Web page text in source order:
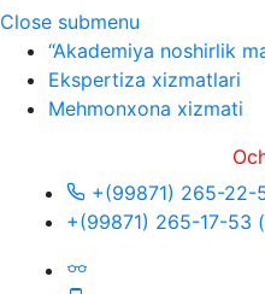
Close submenu
“Akademiya noshirlik
Ekspertiza xizmatlari
Mehmonxona xizmati
+(99871) 265-22-
+(99871) 265-17-53